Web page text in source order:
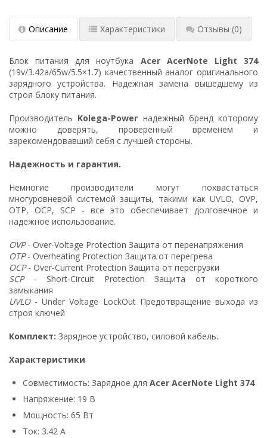
Описание Характеристики Отзывы (0)
Блок питания для ноутбука Acer AcerNote Light 374
(19v/3.42a/65w/5.5×1.7) качественный аналог оригинального
зарядного устройства. Надежная замена вышедшему из
строя блоку питания.
Производитель Kolega-Power надежный бренд которому
можно доверять, проверенный временем и
зарекомендовавший себя с лучшей стороны.
Надежность и гарантия.
Немногие производители могут похвастаться
многуровневой системой защиты, такими как UVLO, OVP,
OTP, OCP, SCP - все это обеспечивает долговечное и
надежное использование.
OVP- Over-Voltage Protection Защита от перенапряжения
OTP- Overheating Protection Защита от перегрева
OCP- Over-Current Protection Защита от перегрузки
SCP- Short-Circuit Protection Защита от короткого
замыкания
UVLO- Under Voltage LockOut Предотвращение выхода из
строя ключей
Комплект: Зарядное устройство, силовой кабель.
Характеристики
Совместимость: Зарядное для Acer AcerNote Light 374
Напряжение: 19 В
Мощность: 65 Вт
Ток: 3.42 А